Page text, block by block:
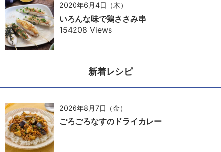
2020年6月4日（木）
いろんな味で鶏ささみ串
154208 Views
新着レシピ
2026年8月7日（金）
ごろごろなすのドライカレー